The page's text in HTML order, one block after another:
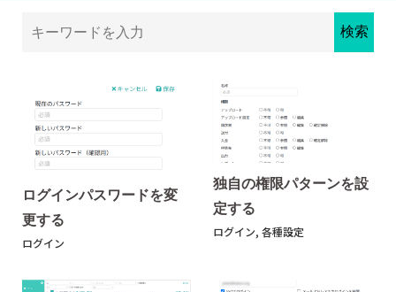
ログインパスワードを変
更する
ログイン
独自の権限パターンを設
定する
ログイン,各種設定